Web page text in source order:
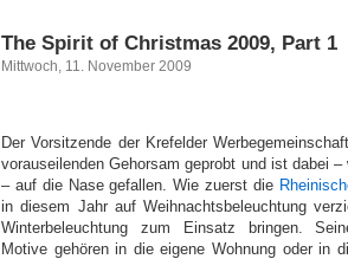
The Spirit of Christmas 2009, Part 1
Mittwoch, 11. November 2009
Der Vorsitzende der Krefelder
vorauseilenden Gehorsam geprobt und ist dabei
– auf die Nase gefallen. Wie zuerst die
in diesem Jahr auf Weihnachtsbeleuchtung
Winterbeleuchtung zum Einsatz bringen.
Motive gehören in die eigene Wohnung oder in